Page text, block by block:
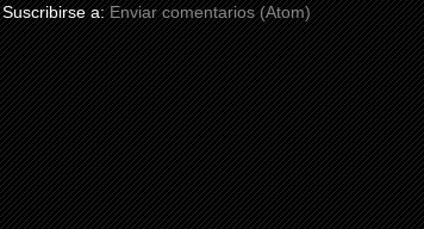
Suscribirse a:Enviar comentarios (Atom)